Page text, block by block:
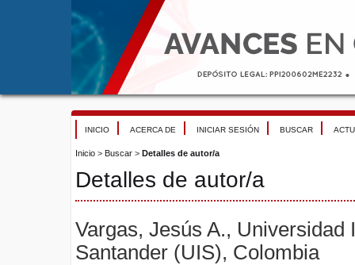
INICIO ACERCA DE INICIAR SESIÓN BUSCAR
Inicio > Buscar > Detalles de autor/a
Detalles de autor/a
Vargas, Jesús A., Universidad
Santander (UIS), Colombia